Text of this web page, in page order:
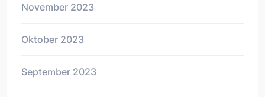
November 2023
Oktober 2023
September 2023